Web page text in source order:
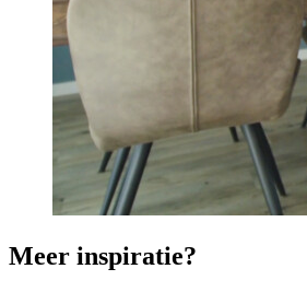
Meer inspiratie?